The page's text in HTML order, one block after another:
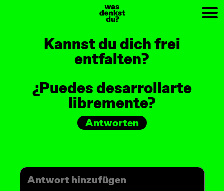
Kannst du dich frei
entfalten?
¿Puedes desarrollarte
libremente?
Antworten